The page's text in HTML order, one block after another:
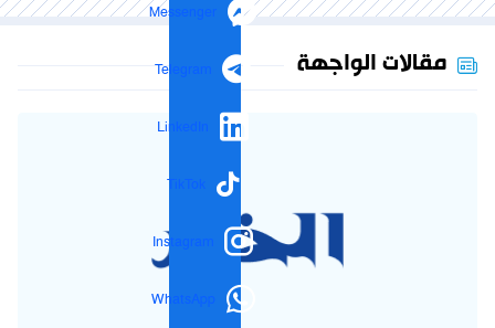
Messenger
Telegram
LinkedIn
TikTok
Instagram
WhatsApp
مقالات الواجهة